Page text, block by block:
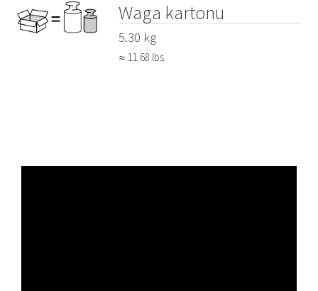
Waga kartonu
5.30 kg
≈ 11.68 lbs